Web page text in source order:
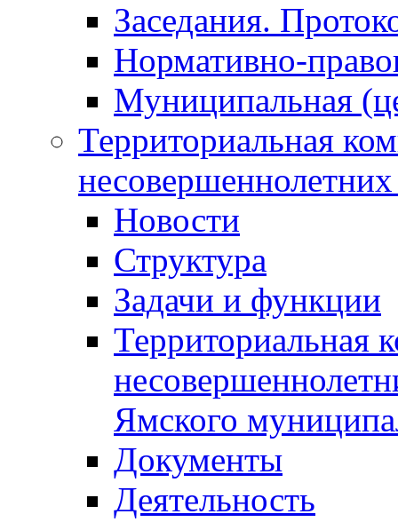
Заседания.
Нормативно-
Муниципальная
Территориальная
Новости
Структура
Задачи и функции
Территориальная
Ямского
Документы
Деятельность